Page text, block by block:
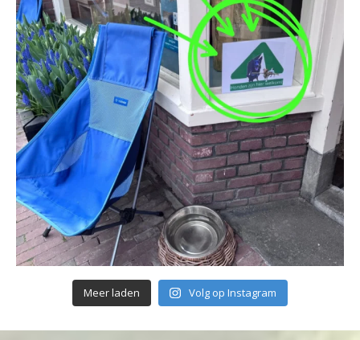
Meer laden Volg op Instagram